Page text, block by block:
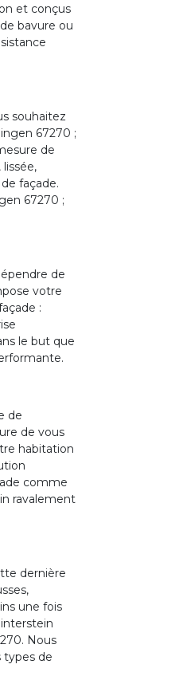
et conçus
bavure ou
souhaitez
67270 ;
de
façade.
67270 ;
de
votre
:
le but que
de
de vous
habitation
comme
ravalement
dernière
une fois
Nous
types de